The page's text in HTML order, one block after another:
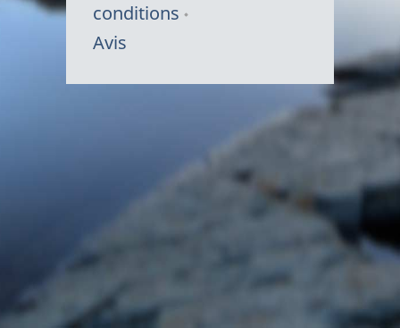
conditions
Avis
du